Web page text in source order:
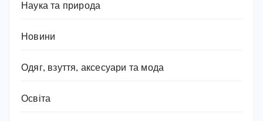
Наука та природа
Новини
Одяг, взуття, аксесуари та мода
Освіта